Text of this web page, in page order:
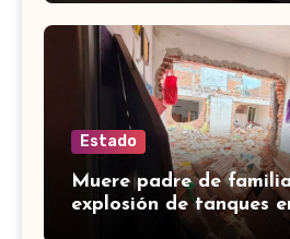
Estado
Muere padre de
explosión de tanques
José de Iturbide